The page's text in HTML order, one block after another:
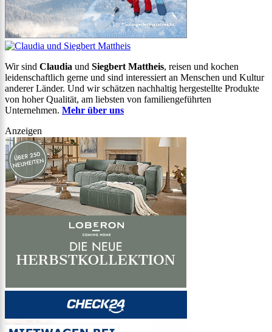
Wir sind Claudia und Siegbert Mattheis, reisen und kochen
leidenschaftlich gerne und sind interessiert an Menschen und Kultur
anderer Länder. Und wir schätzen nachhaltig hergestellte Produkte
von hoher Qualität, am liebsten von familiengeführten
Unternehmen. Mehr über uns
Anzeigen